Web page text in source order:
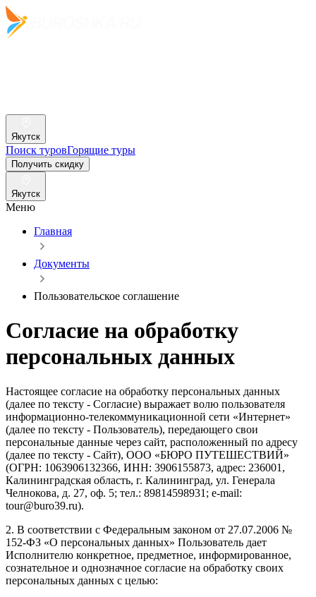
Якутск
Поиск туровГорящие туры
Получить скидку
Якутск
Меню
Главная
Документы
Пользовательское соглашение
Согласие на обработку
персональных данных
Настоящее согласие на обработку персональных данных
(далее по тексту - Согласие) выражает волю пользователя
информационно-телекоммуникационной сети «Интернет»
(далее по тексту - Пользователь), передающего свои
персональные данные через сайт, расположенный по адресу
(далее по тексту - Сайт), ООО «БЮРО ПУТЕШЕСТВИЙ»
(ОГРН: 1063906132366, ИНН: 3906155873, адрес: 236001,
Калининградская область, г. Калининград, ул. Генерала
Челнокова, д. 27, оф. 5; тел.: 89814598931; e-mail:
tour@buro39.ru).
2. В соответствии с Федеральным законом от 27.07.2006 №
152-ФЗ «О персональных данных» Пользователь дает
Исполнителю конкретное, предметное, информированное,
сознательное и однозначное согласие на обработку своих
персональных данных с целью: